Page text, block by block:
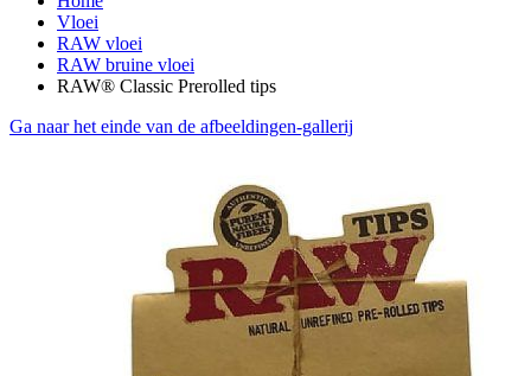
Vloei
RAW vloei
RAW bruine vloei
RAW® Classic Prerolled tips
Ga naar het einde van de afbeeldingen-gallerij